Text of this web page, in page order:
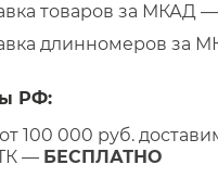
товаров за МКАД —
длинномеров за
РФ:
100 000 руб.
— БЕСПЛАТНО